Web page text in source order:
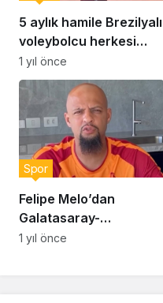
5 aylık hamile Brezilyalı
voleybolcu herkesi
şaşırttı!
1 yıl önce
Felipe Melo’dan
Galatasaray-
Fenerbahçe maçı için
Spor
1 yıl önce